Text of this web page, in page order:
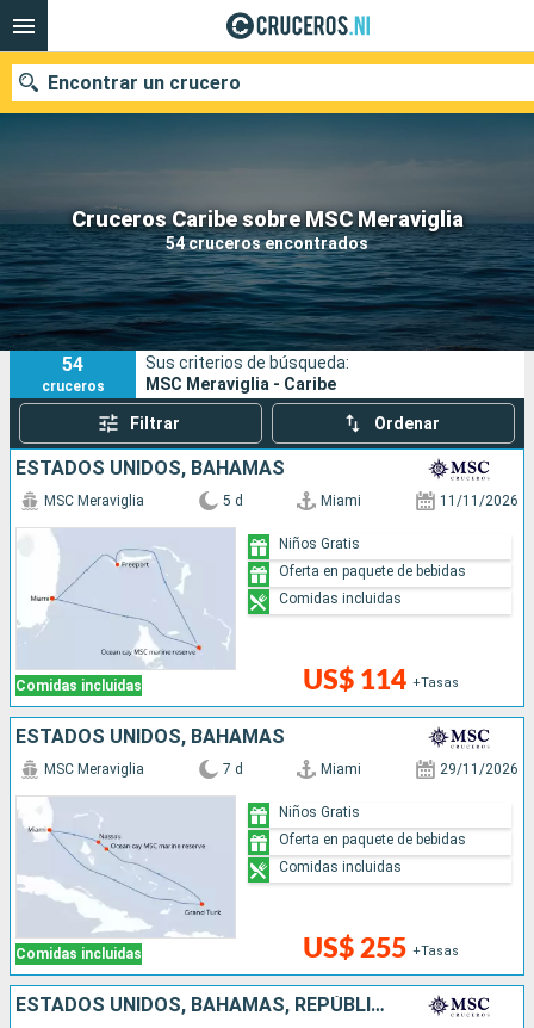
Cruceros Caribe sobre MSC Meraviglia
54 cruceros encontrados
Encontrar un crucero
Nuestros destinos
Fecha de salida
Puertos Compañías
Buscar
54
cruceros
Sus criterios de búsqueda:
MSC Meraviglia - Caribe
Filtrar Ordenar
ESTADOS UNIDOS, BAHAMAS
Comidas incluidas
MSC Meraviglia 5 d Miami 11/11/2026
US$ 114 +Tasas
Niños Gratis
Oferta en paquete de bebidas
Comidas incluidas
ESTADOS UNIDOS, BAHAMAS
Comidas incluidas
MSC Meraviglia 7 d Miami 29/11/2026
US$ 255 +Tasas
Niños Gratis
Oferta en paquete de bebidas
Comidas incluidas
ESTADOS UNIDOS, BAHAMAS, REPÚBLICA DOMINICANA